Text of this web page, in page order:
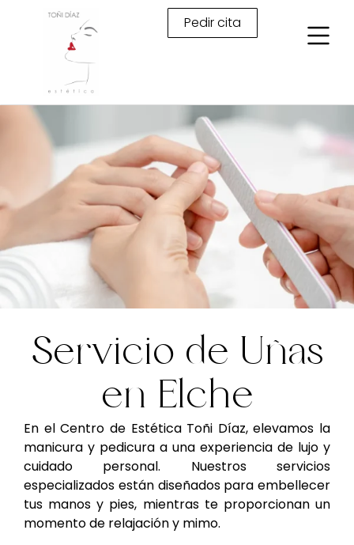
Pedir cita
Servicio de Uñas
en Elche
En el Centro de Estética Toñi Díaz, elevamos la
manicura y pedicura a una experiencia de lujo y
cuidado personal. Nuestros servicios
especializados están diseñados para embellecer
tus manos y pies, mientras te proporcionan un
momento de relajación y mimo.